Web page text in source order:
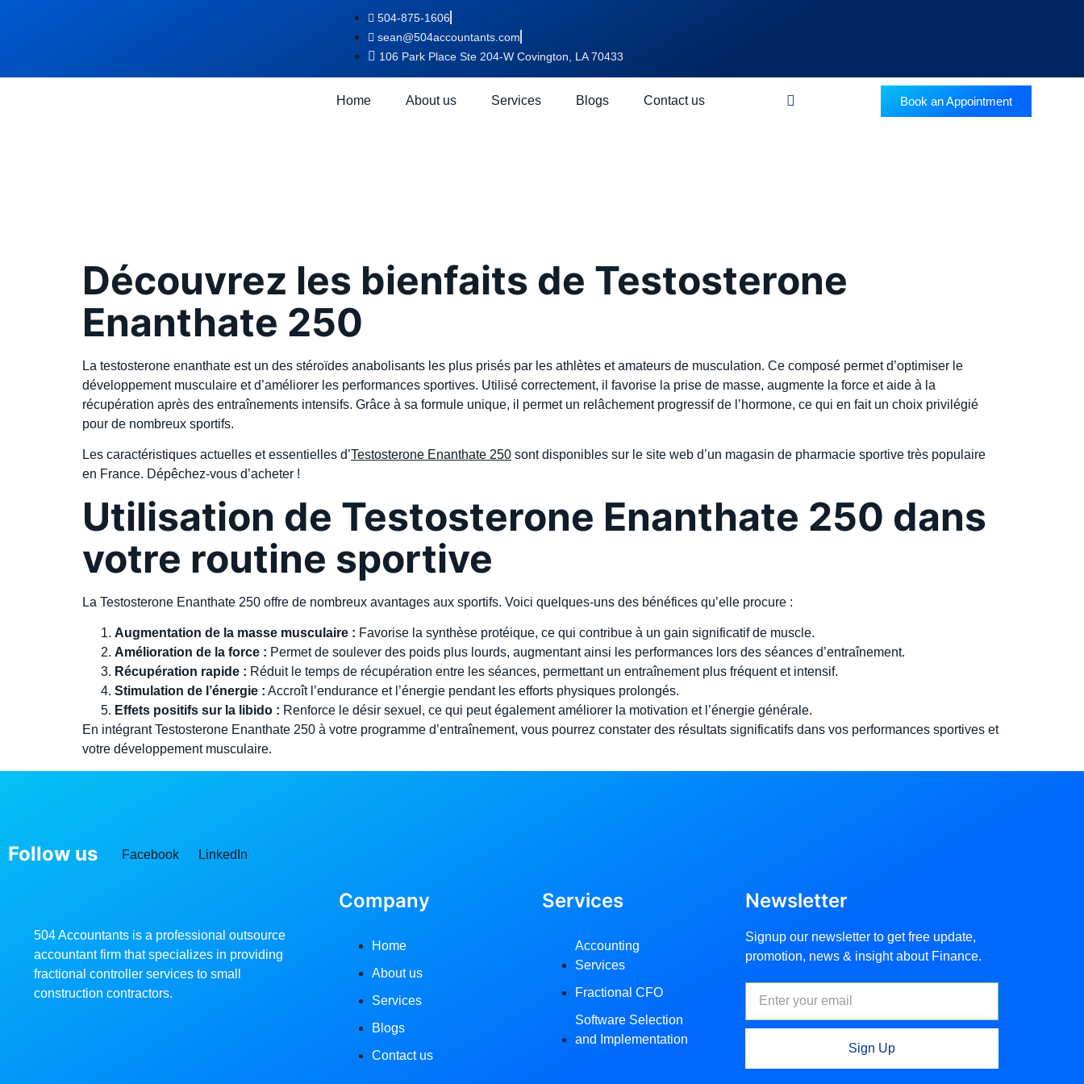
504-875-1606
sean@504accountants.com
106 Park Place Ste 204-W Covington, LA 70433
Home About us Services Blogs Contact us Book an Appointment
Découvrez les bienfaits de Testosterone
Enanthate 250
La testosterone enanthate est un des stéroïdes anabolisants les plus prisés par les athlètes et amateurs de musculation. Ce composé permet d’optimiser le
développement musculaire et d’améliorer les performances sportives. Utilisé correctement, il favorise la prise de masse, augmente la force et aide à la
récupération après des entraînements intensifs. Grâce à sa formule unique, il permet un relâchement progressif de l’hormone, ce qui en fait un choix privilégié
pour de nombreux sportifs.
Les caractéristiques actuelles et essentielles d’Testosterone Enanthate 250 sont disponibles sur le site web d’un magasin de pharmacie sportive très populaire
en France. Dépêchez-vous d’acheter !
Utilisation de Testosterone Enanthate 250 dans
votre routine sportive
La Testosterone Enanthate 250 offre de nombreux avantages aux sportifs. Voici quelques-uns des bénéfices qu’elle procure :
Augmentation de la masse musculaire : Favorise la synthèse protéique, ce qui contribue à un gain significatif de muscle.
Amélioration de la force : Permet de soulever des poids plus lourds, augmentant ainsi les performances lors des séances d’entraînement.
Récupération rapide : Réduit le temps de récupération entre les séances, permettant un entraînement plus fréquent et intensif.
Stimulation de l’énergie : Accroît l’endurance et l’énergie pendant les efforts physiques prolongés.
Effets positifs sur la libido : Renforce le désir sexuel, ce qui peut également améliorer la motivation et l’énergie générale.
En intégrant Testosterone Enanthate 250 à votre programme d’entraînement, vous pourrez constater des résultats significatifs dans vos performances sportives et
votre développement musculaire.
Follow us Facebook LinkedIn
504 Accountants is a professional outsource
accountant firm that specializes in providing
fractional controller services to small
construction contractors.
Company
Home
About us
Services
Blogs
Contact us
Services
Accounting
Services
Fractional CFO
Software Selection
and Implementation
Newsletter
Signup our newsletter to get free update,
promotion, news & insight about Finance.
Sign Up